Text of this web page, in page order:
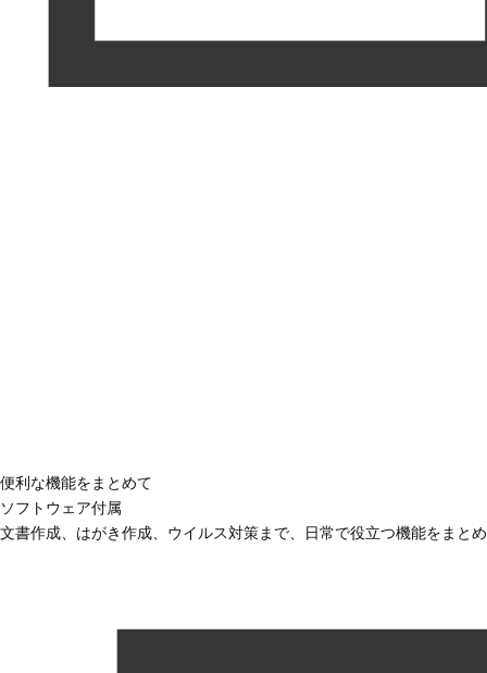
便利な機能をまとめて
ソフトウェア付属
文書作成、はがき作成、ウイルス対策まで、日常で役立つ機能をまと